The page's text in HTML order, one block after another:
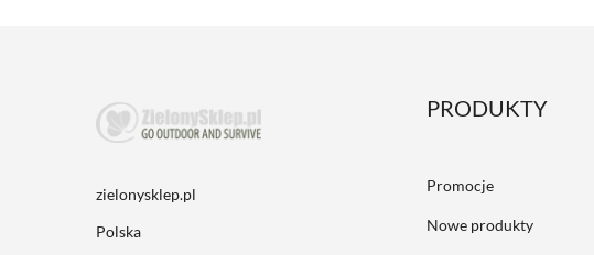
zielonysklep.pl
Polska
PRODUKTY
Promocje
Nowe produkty